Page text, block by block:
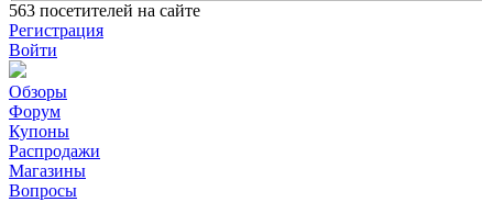
563 посетителей на сайте
Регистрация
Войти
Обзоры
Форум
Купоны
Распродажи
Магазины
Вопросы